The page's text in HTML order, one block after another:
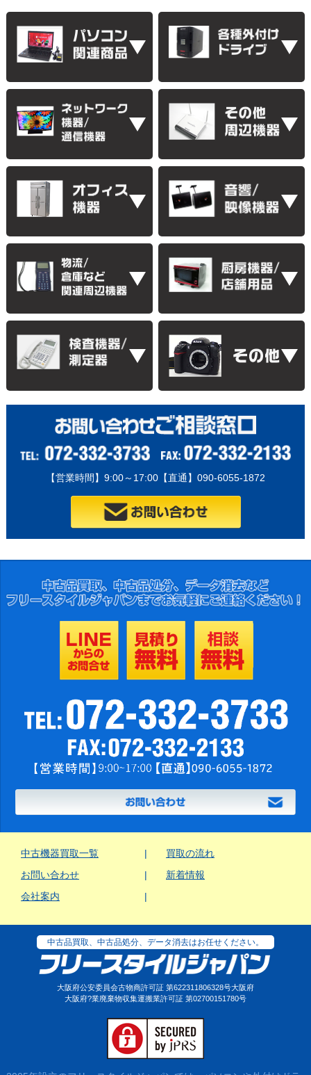
【営業時間】9:00～17:00【直通】090-6055-1872
中古機器買取一覧
買取の流れ
お問い合わせ
新着情報
会社案内
中古品買取、中古品処分、データ消去はお任せください。
大阪府公安委員会古物商許可証 第622311806328号大阪府
大阪府?業廃棄物収集運搬業許可証 第02700151780号